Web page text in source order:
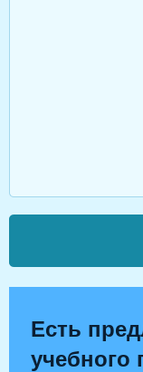
Есть
учебного